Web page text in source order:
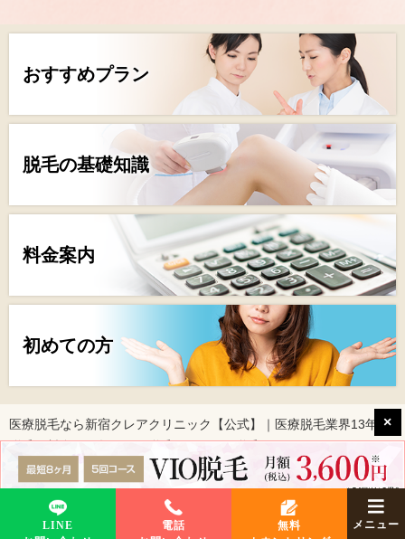
おすすめプラン
脱毛の基礎知識
料金案内
初めての方
医療脱毛なら新宿クレアクリニック【公式】｜医療脱毛業界13年 >
脱毛の料金・回数>VIO脱毛>Vライン脱毛
×
©2012-2026 Clair Clinic.
LINE
電話
無料
メニュー